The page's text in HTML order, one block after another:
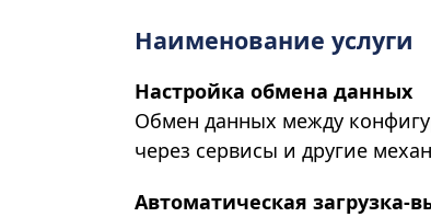
Наименование услуги
Настройка обмена данных
Обмен данных между
через сервисы и другие
Автоматическая загрузка-